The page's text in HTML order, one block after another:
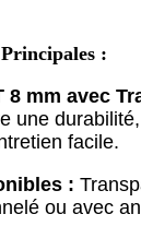
:
8 mm avec
une
facile.
:
ou avec